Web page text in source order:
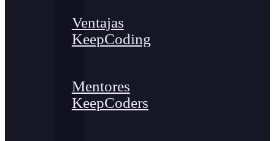
Ventajas
KeepCoding
Mentores
KeepCoders